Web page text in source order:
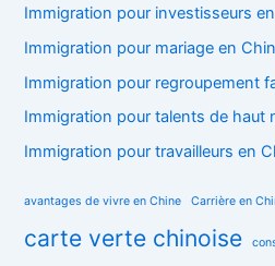
Immigration pour investisseurs
Immigration pour mariage en
Immigration pour regroupement
Immigration pour talents de haut
Immigration pour travailleurs en
avantages de vivre en Chine Carrière en
carte verte chinoise